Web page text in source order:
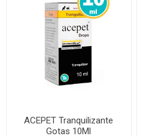
ACEPET Tranquilizante
Gotas 10Ml